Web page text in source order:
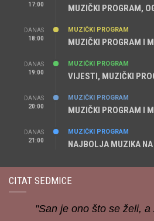
17:00
MUZIČKI PROGRAM,
DANAS
18:00
MUZIČKI PROGRAM
MUZIČKI PROGRAM I
DANAS
19:00
MUZIČKI PROGRAM
VIJESTI, MUZIČKI
DANAS
20:00
MUZIČKI PROGRAM
MUZIČKI PROGRAM I
DANAS
21:00
MUZIČKI PROGRAM
NAJBOLJA MUZIKA
CITAT SEDMICE
"San je ono što se želi,